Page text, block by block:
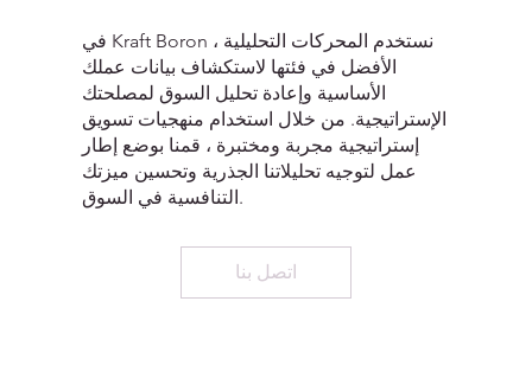
في Kraft Boron ، نستخدم المحركات التحليلية
الأفضل في فئتها لاستكشاف بيانات عملك
الأساسية وإعادة تحليل السوق لمصلحتك
الإستراتيجية. من خلال استخدام منهجيات تسويق
إستراتيجية مجربة ومختبرة ، قمنا بوضع إطار
عمل لتوجيه تحليلاتنا الجذرية وتحسين ميزتك
التنافسية في السوق.
اتصل بنا